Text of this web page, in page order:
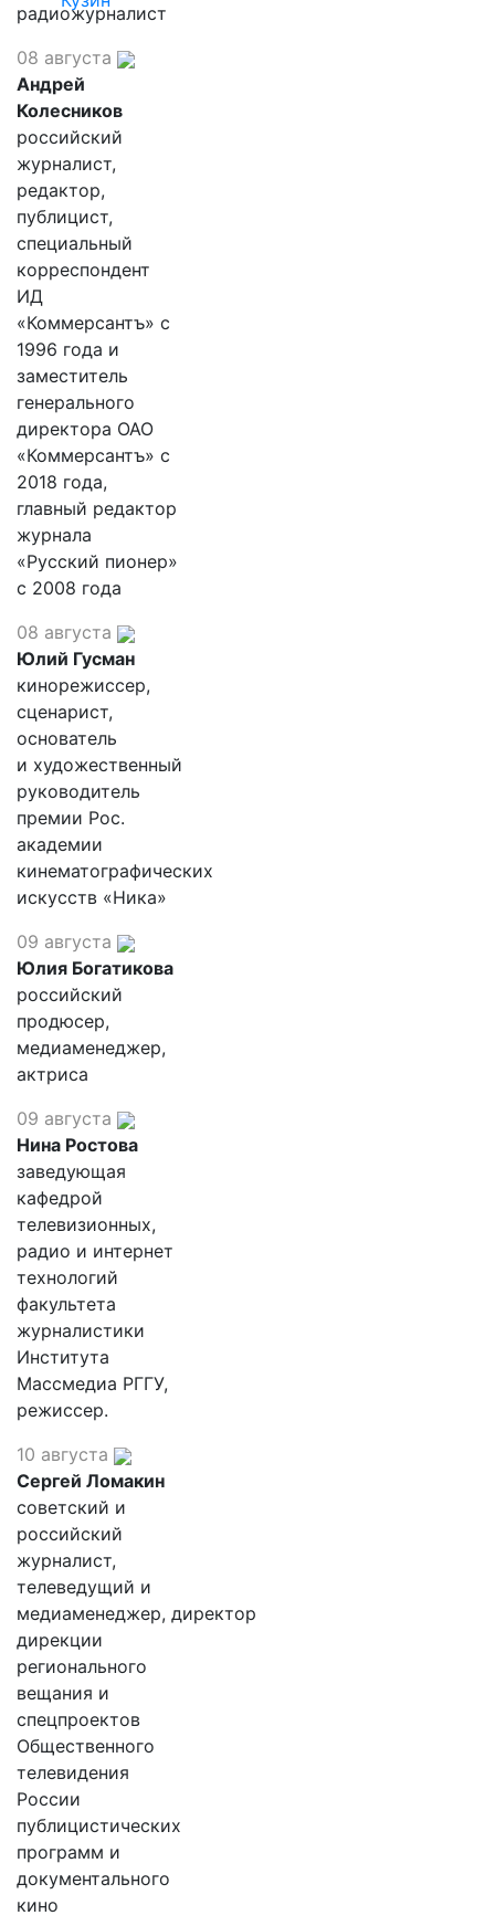
радиожурналист
08 августа
Андрей
Колесников
российский
журналист,
редактор,
публицист,
специальный
корреспондент
ИД
«Коммерсантъ» с
1996 года и
заместитель
генерального
директора ОАО
«Коммерсантъ» с
2018 года,
главный редактор
журнала
«Русский пионер»
с 2008 года
08 августа
Юлий Гусман
кинорежиссер,
сценарист,
основатель
и художественный
руководитель
премии Рос.
академии
кинематографических
искусств «Ника»
09 августа
Юлия Богатикова
российский
продюсер,
медиаменеджер,
актриса
09 августа
Нина Ростова
заведующая
кафедрой
телевизионных,
радио и интернет
технологий
факультета
журналистики
Института
Массмедиа РГГУ,
режиссер.
10 августа
Сергей Ломакин
советский и
российский
журналист,
телеведущий и
медиаменеджер, директор
дирекции
регионального
вещания и
спецпроектов
Общественного
телевидения
России
публицистических
программ и
документального
кино